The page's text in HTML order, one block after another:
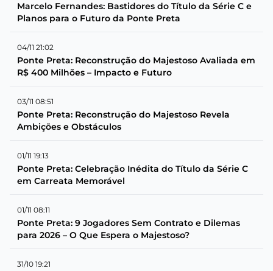
Marcelo Fernandes: Bastidores do Título da Série C e
Planos para o Futuro da Ponte Preta
04/11 21:02
Ponte Preta: Reconstrução do Majestoso Avaliada em
R$ 400 Milhões – Impacto e Futuro
03/11 08:51
Ponte Preta: Reconstrução do Majestoso Revela
Ambições e Obstáculos
01/11 19:13
Ponte Preta: Celebração Inédita do Título da Série C
em Carreata Memorável
01/11 08:11
Ponte Preta: 9 Jogadores Sem Contrato e Dilemas
para 2026 – O Que Espera o Majestoso?
31/10 19:21